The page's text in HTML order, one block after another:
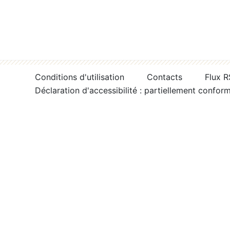
Conditions d'utilisation Contacts
Flux
Déclaration d'accessibilité : partiellement